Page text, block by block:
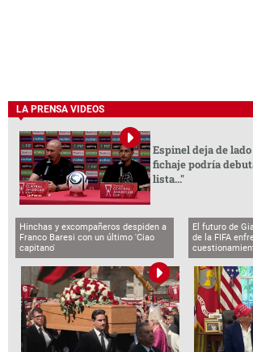
LA PRENSA VIDEOS
Espinel deja de
fichaje podría
lista..."
Hinchas y excompañeros despiden a
Franco Baresi con un último 'Ciao
capitano'
El futuro de
de la FIFA